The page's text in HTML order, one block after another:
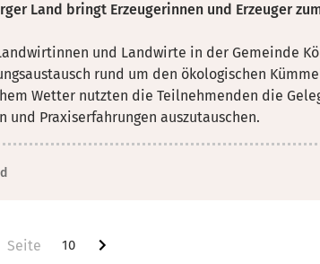
Land bringt Erzeugerinnen und Erzeuger
und Landwirte in der Gemeinde
rund um den ökologischen
Wetter nutzten die Teilnehmenden die
Praxiserfahrungen auszutauschen.
10